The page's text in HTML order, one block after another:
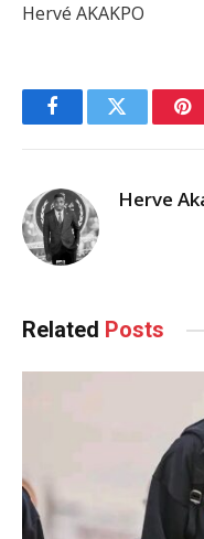
Hervé AKAKPO
FacebookTwitter
Herve
Related Posts